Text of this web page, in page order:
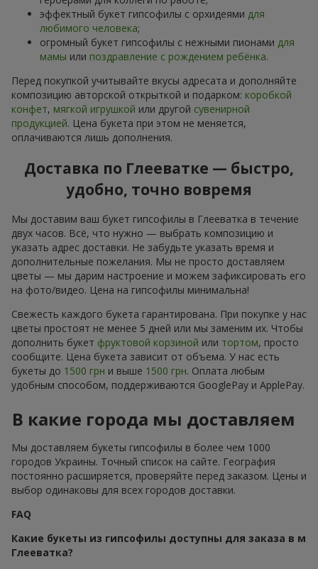
эффектный букет гипсофилы с орхидеями для
любимого человека;
огромный букет гипсофилы с нежными пионами для
мамы или поздравление с рождением ребёнка.
Перед покупкой учитывайте вкусы адресата и дополняйте
композицию авторской открыткой и подарком: коробкой
конфет, мягкой игрушкой или другой сувенирной
продукцией. Цена букета при этом не меняется,
оплачиваются лишь дополнения.
Доставка по Глееватке — быстро,
удобно, точно вовремя
Мы доставим ваш букет гипсофилы в Глееватка в течение
двух часов. Всё, что нужно — выбрать композицию и
указать адрес доставки. Не забудьте указать время и
дополнительные пожелания. Мы не просто доставляем
цветы — мы дарим настроение и можем зафиксировать его
на фото/видео. Цена на гипсофилы минимальна!
Свежесть каждого букета гарантирована. При покупке у нас
цветы простоят не менее 5 дней или мы заменим их. Чтобы
дополнить букет фруктовой корзиной или тортом, просто
сообщите. Цена букета зависит от объема. У нас есть
букеты до 1500 грн и выше 1500 грн. Оплата любым
удобным способом, поддерживаются GooglePay и ApplePay.
В какие города мы доставляем
Мы доставляем букеты гипсофилы в более чем 1000
городов Украины. Точный список на сайте. География
постоянно расширяется, проверяйте перед заказом. Цены и
выбор одинаковы для всех городов доставки.
FAQ
Какие букеты из гипсофилы доступны для заказа в м
Глееватка?